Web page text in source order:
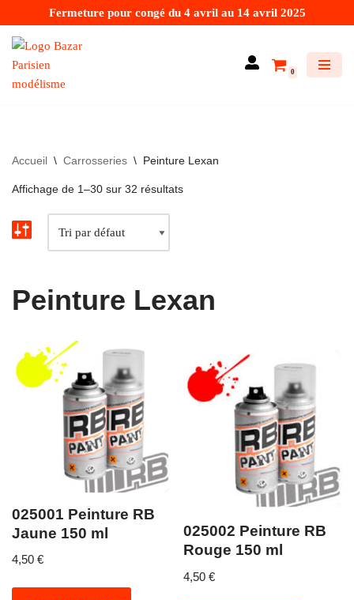
Aller
au
contenu
Fermeture pour congé du 4 avril au 14 avril 2025
0
Accueil \ Carrosseries \ Peinture Lexan
Affichage de 1–30 sur 32 résultats
Peinture Lexan
025001 Peinture RB
Jaune 150 ml
4,50 €
025002 Peinture RB
Rouge 150 ml
4,50€